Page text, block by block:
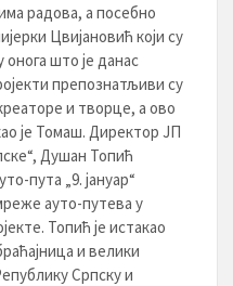
радова, а посебно
Цвијановић који су
онога што је данас
препознатљиви су
и творце, а ово
је Томаш. Директор ЈП
Душан Топић
пута „9. јануар“
ауто-путева у
Топић је истакао
и велики
Српску и